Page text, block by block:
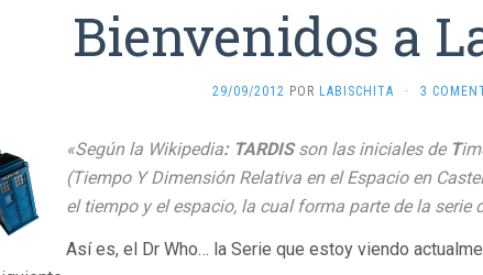
Bienvenidos a
29/09/2012 POR LABISCHITA · 3
«Según la Wikipedia: TARDISson las iniciales de T
(Tiempo Y Dimensión Relativa en el Espacio en
el tiempoy elespacio, la cual forma parte de la serie
Así es, el Dr Who… la Serie que estoy viendo